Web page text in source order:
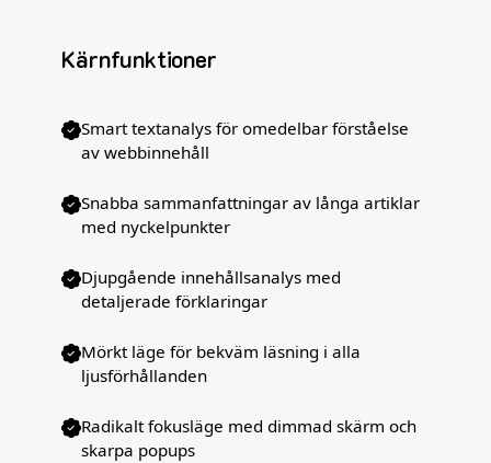
Kärnfunktioner
Smart textanalys för omedelbar förståelse
av webbinnehåll
Snabba sammanfattningar av långa artiklar
med nyckelpunkter
Djupgående innehållsanalys med
detaljerade förklaringar
Mörkt läge för bekväm läsning i alla
ljusförhållanden
Radikalt fokusläge med dimmad skärm och
skarpa popups